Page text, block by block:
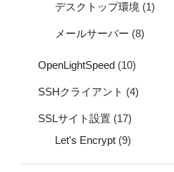
デスクトップ環境 (1)
メールサーバー (8)
OpenLightSpeed (10)
SSHクライアント (4)
SSLサイト設置 (17)
Let's Encrypt (9)